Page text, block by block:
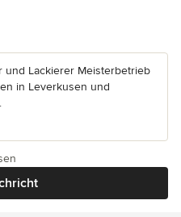
und Lackierer Meisterbetrieb
in Leverkusen und